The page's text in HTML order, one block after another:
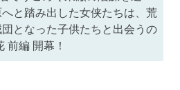
と踏み出した女侠たちは、荒
となった子供たちと出会うの
編 開幕！